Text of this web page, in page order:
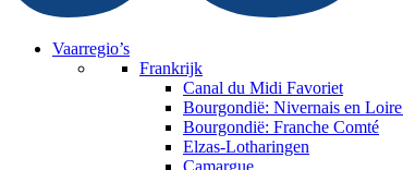
Vaarregio’s
Frankrijk
Canal du Midi Favoriet
Bourgondië: Nivernais en Loire
Bourgondië: Franche Comté
Elzas-Lotharingen